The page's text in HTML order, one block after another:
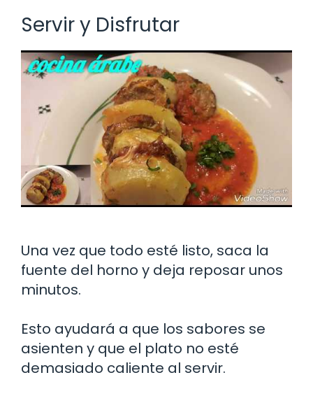
Servir y Disfrutar
Una vez que todo esté listo, saca la
fuente del horno y deja reposar unos
minutos.
Esto ayudará a que los sabores se
asienten y que el plato no esté
demasiado caliente al servir.